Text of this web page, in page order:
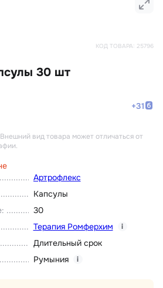
КОД ТОВАРА: 25796
30 шт
Артрофлекс
Капсулы
:
30
Терапия Ромферхим i
Длительный срок
Румыния i
+31
вид товара может отличаться от